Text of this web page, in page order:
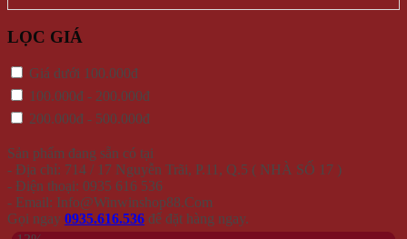
LỌC GIÁ
Giá dưới 100.000đ
100.000đ - 200.000đ
200.000đ - 500.000đ
Sản phẩm đang sẵn có tại
- Địa chỉ: 714 / 17 Nguyễn Trãi, P.11, Q.5 ( NHÀ SỐ 17 )
- Điện thoại: 0935 616 536
- Email: Info@Winwinshop88.Com
Gọi ngay 0935.616.536 để đặt hàng ngay.